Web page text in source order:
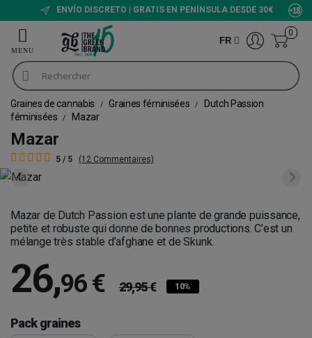
ENVÍO DISCRETO | GRATIS EN PENÍNSULA DESDE 30€
FR
0
Graines de cannabis Graines féminisées
Dutch Passion
féminisées
Mazar
Mazar
5 / 5 (12 Commentaires)
Mazar de Dutch Passion est une plante de grande puissance,
petite et robuste qui donne de bonnes productions. C’est un
mélange très stable d’afghane et de Skunk.
26,96 € 29,95 € 10%
Pack graines